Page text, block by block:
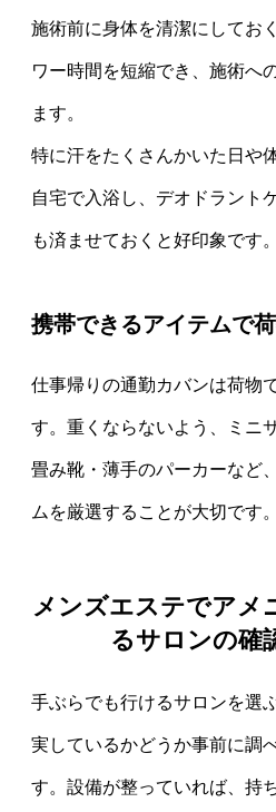
施術前に身体を清潔にしてお
ワー時間を短縮でき、施術へ
ます。
特に汗をたくさんかいた日や
自宅で入浴し、デオドラント
も済ませておくと好印象です。
携帯できるアイテムで
仕事帰りの通勤カバンは荷物
す。重くならないよう、ミニ
畳み靴・薄手のパーカーなど
ムを厳選することが大切です。
メンズエステでアメ
るサロンの確
手ぶらでも行けるサロンを選
実しているかどうか事前に調
す。設備が整っていれば、持